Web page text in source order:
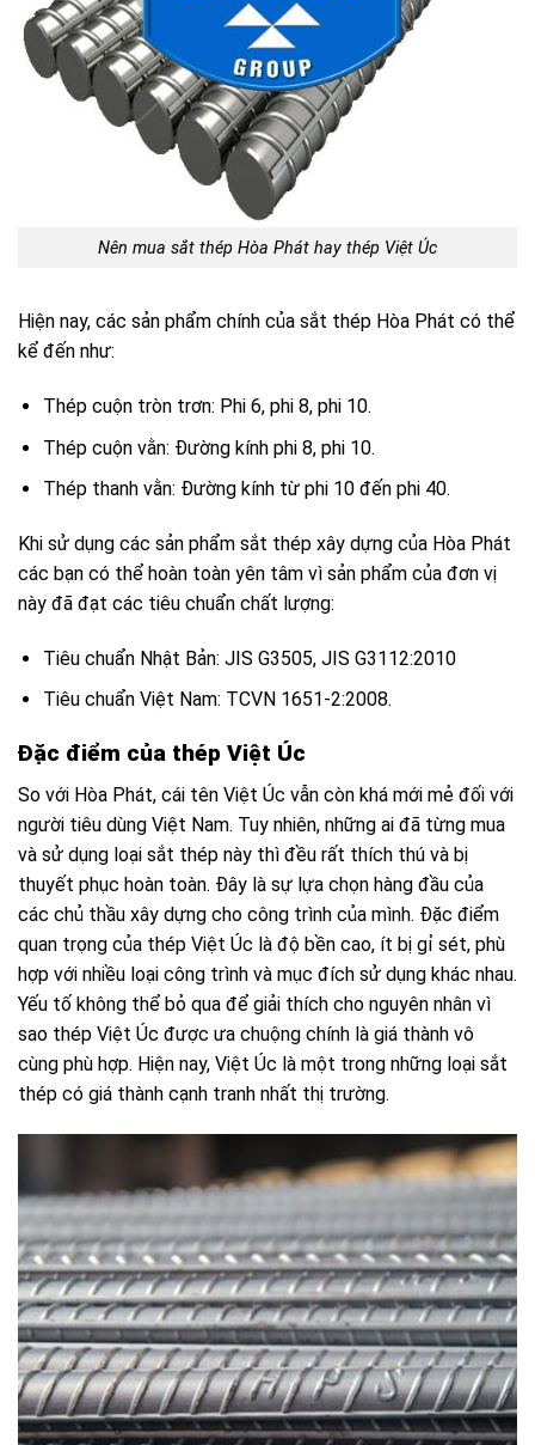
Nên mua sắt thép Hòa Phát hay thép Việt Úc
Hiện nay, các sản phẩm chính của sắt thép Hòa Phát có thể
kể đến như:
Thép cuộn tròn trơn: Phi 6, phi 8, phi 10.
Thép cuộn vằn: Đường kính phi 8, phi 10.
Thép thanh vằn: Đường kính từ phi 10 đến phi 40.
Khi sử dụng các sản phẩm sắt thép xây dựng của Hòa Phát
các bạn có thể hoàn toàn yên tâm vì sản phẩm của đơn vị
này đã đạt các tiêu chuẩn chất lượng:
Tiêu chuẩn Nhật Bản: JIS G3505, JIS G3112:2010
Tiêu chuẩn Việt Nam: TCVN 1651-2:2008.
Đặc điểm của thép Việt Úc
So với Hòa Phát, cái tên Việt Úc vẫn còn khá mới mẻ đối với
người tiêu dùng Việt Nam. Tuy nhiên, những ai đã từng mua
và sử dụng loại sắt thép này thì đều rất thích thú và bị
thuyết phục hoàn toàn. Đây là sự lựa chọn hàng đầu của
các chủ thầu xây dựng cho công trình của mình. Đặc điểm
quan trọng của thép Việt Úc là độ bền cao, ít bị gỉ sét, phù
hợp với nhiều loại công trình và mục đích sử dụng khác nhau.
Yếu tố không thể bỏ qua để giải thích cho nguyên nhân vì
sao thép Việt Úc được ưa chuộng chính là giá thành vô
cùng phù hợp. Hiện nay, Việt Úc là một trong những loại sắt
thép có giá thành cạnh tranh nhất thị trường.